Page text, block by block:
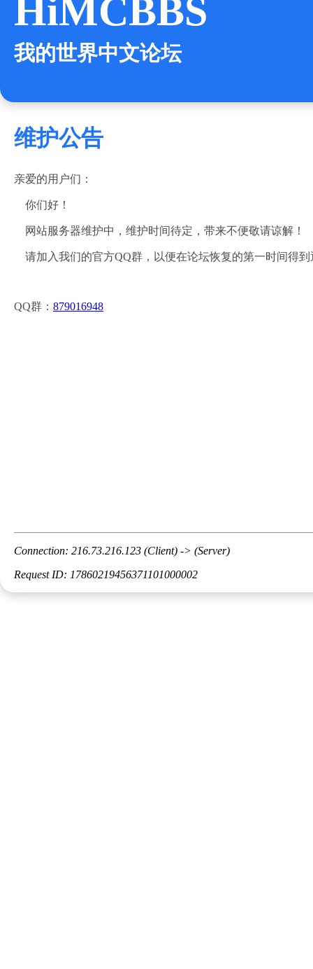
HiMCBBS
我的世界中文论坛
维护公告
亲爱的用户们：
你们好！
网站服务器维护中，维护时间待定，带来不便敬请谅解！
请加入我们的官方QQ群，以便在论坛恢复的第一时间得到
QQ群： 879016948
Connection: 216.73.216.123 (Client) -> (Server)
Request ID: 17860219456371101000002